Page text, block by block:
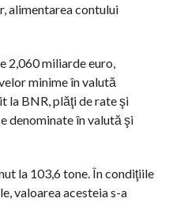
alimentarea contului
2,060 miliarde euro,
minime în valută
la BNR, plăţi de rate şi
denominate în valută şi
la 103,6 tone. În condiţiile
valoarea acesteia s-a